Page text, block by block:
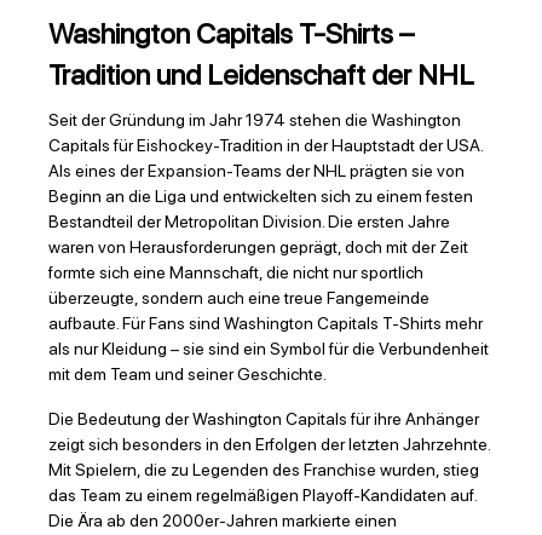
Washington Capitals T-Shirts –
Tradition und Leidenschaft der NHL
Seit der Gründung im Jahr 1974 stehen die Washington
Capitals für Eishockey-Tradition in der Hauptstadt der USA.
Als eines der Expansion-Teams der NHL prägten sie von
Beginn an die Liga und entwickelten sich zu einem festen
Bestandteil der Metropolitan Division. Die ersten Jahre
waren von Herausforderungen geprägt, doch mit der Zeit
formte sich eine Mannschaft, die nicht nur sportlich
überzeugte, sondern auch eine treue Fangemeinde
aufbaute. Für Fans sind Washington Capitals T-Shirts mehr
als nur Kleidung – sie sind ein Symbol für die Verbundenheit
mit dem Team und seiner Geschichte.
Die Bedeutung der Washington Capitals für ihre Anhänger
zeigt sich besonders in den Erfolgen der letzten Jahrzehnte.
Mit Spielern, die zu Legenden des Franchise wurden, stieg
das Team zu einem regelmäßigen Playoff-Kandidaten auf.
Die Ära ab den 2000er-Jahren markierte einen